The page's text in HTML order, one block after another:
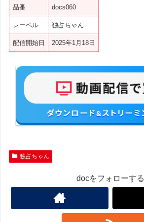
品番 docs060
レーベル 独占ちゃん
配信開始日 2025年1月18日
独占ちゃん
docをフォローする